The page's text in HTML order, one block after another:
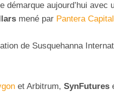
démarque aujourd’hui avec
mené par Pantera Capital
de Susquehanna
et Arbitrum, SynFutures